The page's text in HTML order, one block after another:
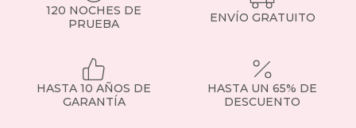
120 NOCHES DE
PRUEBA
ENVÍO GRATUITO
HASTA 10 AÑOS DE
GARANTÍA
HASTA UN 65% DE
DESCUENTO